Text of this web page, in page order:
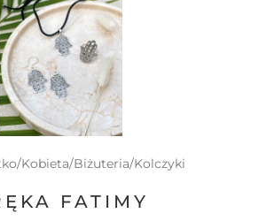
/Kobieta/Biżuteria/Kolczyki
FATIMY